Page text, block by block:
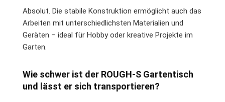
Absolut. Die stabile Konstruktion ermöglicht auch das
Arbeiten mit unterschiedlichsten Materialien und
Geräten – ideal für Hobby oder kreative Projekte im
Garten.
Wie schwer ist der ROUGH-S Gartentisch
und lässt er sich transportieren?